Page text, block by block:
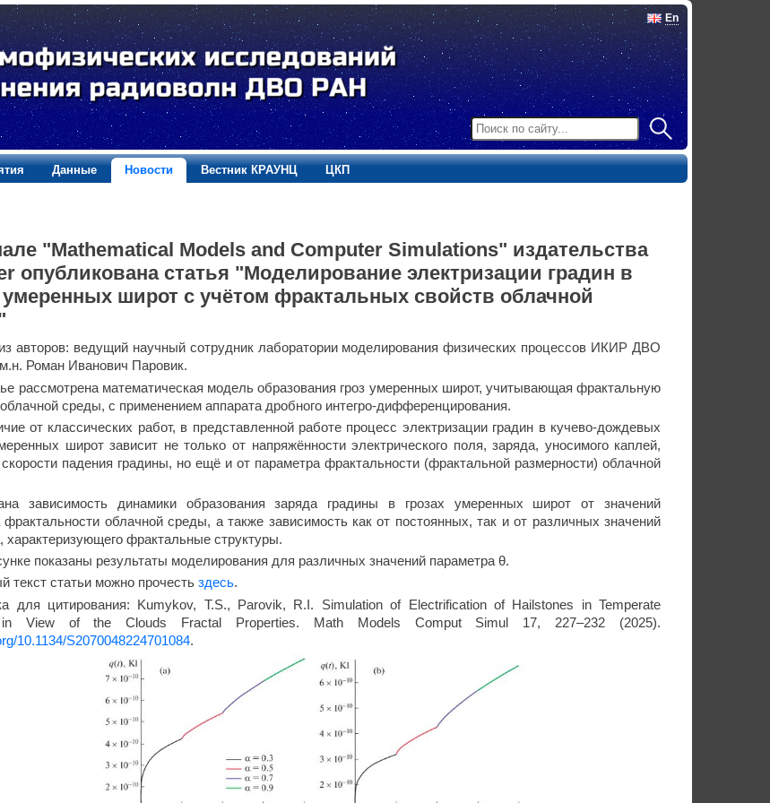
En
Данные Новости Вестник КРАУНЦ
ЦКП
"Mathematical Models and Computer Simulations" издательства
опубликована статья "Моделирование электризации градин в
умеренных широт с учётом фрактальных свойств облачной
авторов: ведущий научный сотрудник лаборатории моделирования физических процессов ИКИР ДВО
Роман Иванович Паровик.
рассмотрена математическая модель образования гроз умеренных широт, учитывающая фрактальную
среды, с применением аппарата дробного интегро-дифференцирования.
от классических работ, в представленной работе процесс электризации градин в кучево-дождевых
широт зависит не только от напряжённости электрического поля, заряда, уносимого каплей,
падения градины, но ещё и от параметра фрактальности (фрактальной размерности) облачной
зависимость динамики образования заряда градины в грозах умеренных широт от значений
фрактальности облачной среды, а также зависимость как от постоянных, так и от различных значений
характеризующего фрактальные структуры.
показаны результаты моделирования для различных значений параметра θ.
текст статьи можно прочестьздесь.
для цитирования: Kumykov, T.S., Parovik, R.I. Simulation of Electrification of Hailstones in Temperate
in View of the Clouds Fractal Properties. Math Models Comput Simul 17, 227–232 (2025).
10.1134/S2070048224701084.